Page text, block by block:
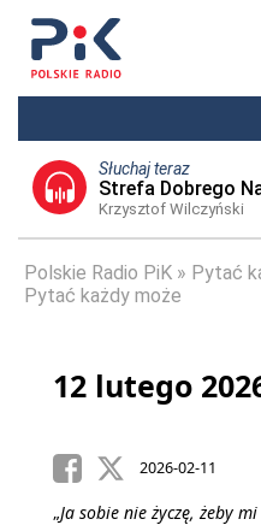
Słuchaj teraz
Strefa Dobrego
Krzysztof Wilczyński
Polskie Radio PiK
Pytać
Pytać każdy może
12 lutego
2026-02-11
„Ja sobie nie życzę, żeby